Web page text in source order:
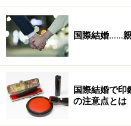
子どものアイデン
題
お子さんが生まれてから
ましたか？
国際結婚……
国際結婚で印
の注意点とは